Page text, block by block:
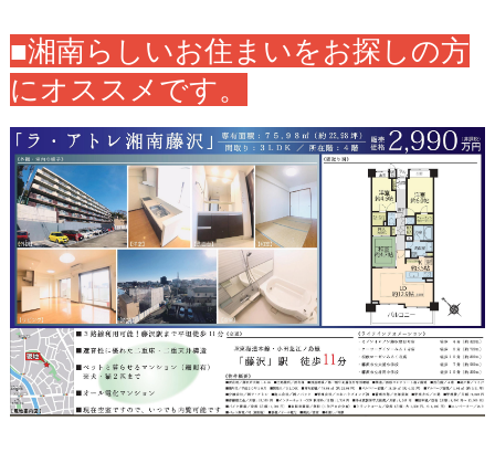
■湘南らしいお住まいをお探しの方
にオススメです。